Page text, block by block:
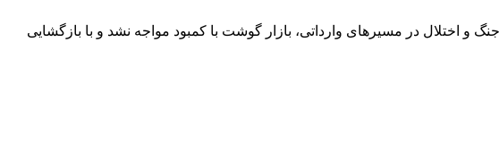
اختلال در مسیرهای وارداتی، بازار گوشت با کمبود مواجه نشد و با بازگشایی